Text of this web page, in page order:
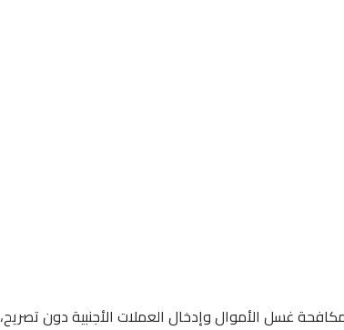
غسل الأموال وإدخال العملات الأجنبية دون تصريح،